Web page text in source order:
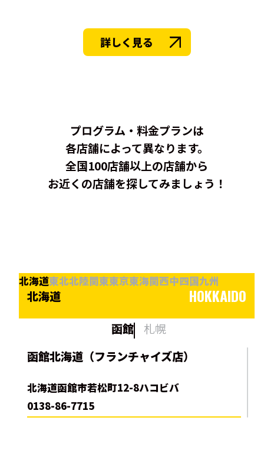
詳しく見る
プログラム・料金プランは
各店舗によって異なります。
全国100店舗以上の店舗から
お近くの店舗を探してみましょう！
北海道東北北陸関東東京東海関西中四国九州
北海道 HOKKAIDO
函館
札幌
函館北海道（フランチャイズ店）
北海道函館市若松町12-8ハコビバ
0138-86-7715